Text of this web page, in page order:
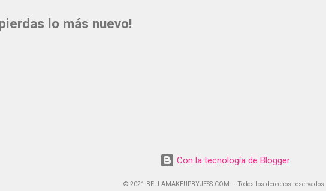
lo más nuevo!
Con la tecnología de Blogger
©️ 2021 BELLAMAKEUPBYJESS.COM – Todos los derechos reservados.